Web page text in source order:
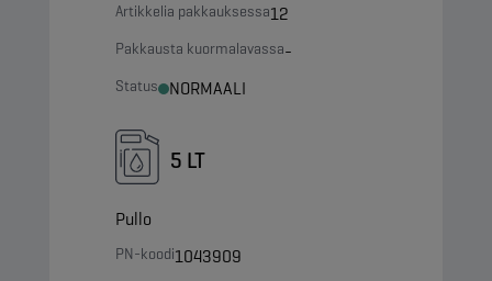
Artikkelia pakkauksessa12
Pakkausta kuormalavassa-
Status NORMAALI
5 LT
Pullo
PN-koodi1043909